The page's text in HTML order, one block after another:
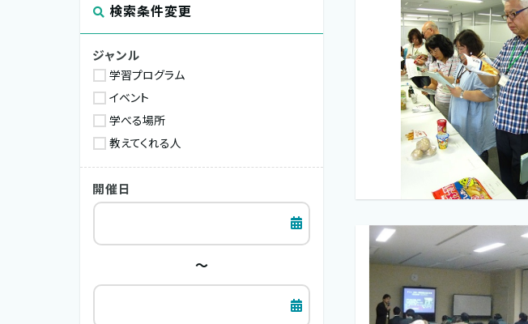
検索条件変更
ジャンル
学習プログラム
イベント
学べる場所
教えてくれる人
開催日
～